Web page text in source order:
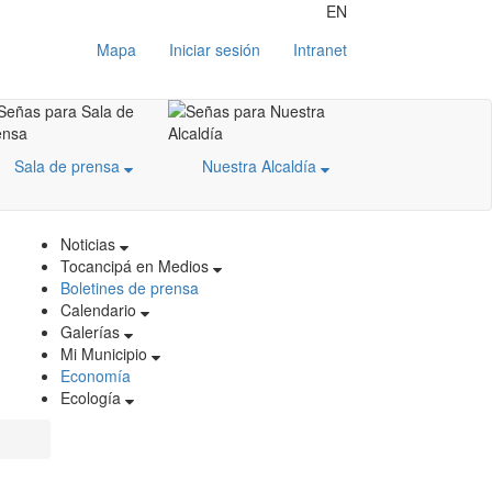
EN
Mapa
Iniciar sesión Intranet
Sala de prensa Nuestra Alcaldía
Noticias
Tocancipá en Medios
Boletines de prensa
Calendario
Galerías
Mi Municipio
Economía
Ecología